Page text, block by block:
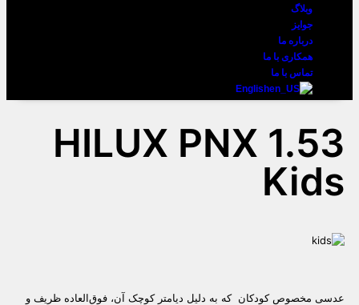
وبلاگ
جوایز
درباره ما
همکاری با ما
تماس با ما
English
HILUX PNX 1.53
Kids
عدسی مخصوص کودکان که به دلیل دیامتر کوچک آن، فوق‌العاده ظریف و